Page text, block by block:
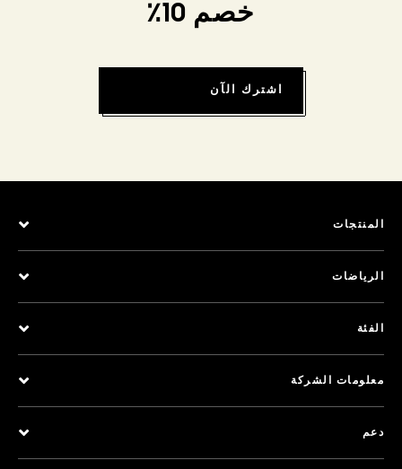
خصم 10٪
اشترك الآن
المنتجات
الرياضات
الفئة
معلومات الشركة
دعم